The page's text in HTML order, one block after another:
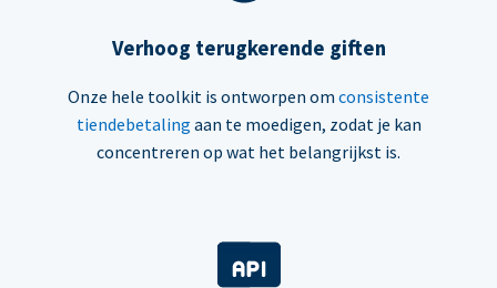
Verhoog terugkerende giften
Onze hele toolkit is ontworpen om consistente
tiendebetaling aan te moedigen, zodat je kan
concentreren op wat het belangrijkst is.